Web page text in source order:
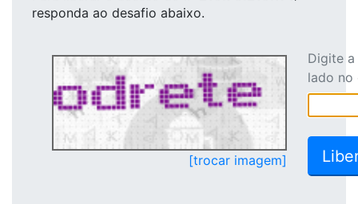
responda ao desafio abaixo.
[trocar imagem]
Digite
lado no